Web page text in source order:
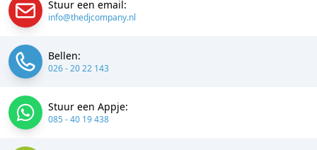
Stuur een email:
info@thedjcompany.nl
Bellen:
026 - 20 22 143
Stuur een Appje:
085 - 40 19 438